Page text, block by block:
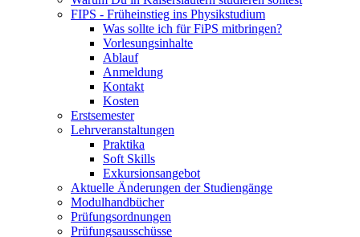
FIPS - Früheinstieg ins Physikstudium
Was sollte ich für FiPS mitbringen?
Vorlesungsinhalte
Ablauf
Anmeldung
Kontakt
Kosten
Erstsemester
Lehrveranstaltungen
Praktika
Soft Skills
Exkursionsangebot
Aktuelle Änderungen der Studiengänge
Modulhandbücher
Prüfungsordnungen
Prüfungsausschüsse